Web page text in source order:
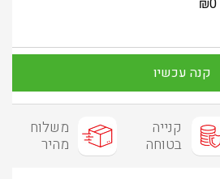
₪0
קנה עכשיו
קנייה
בטוחה
משלוח
מהיר